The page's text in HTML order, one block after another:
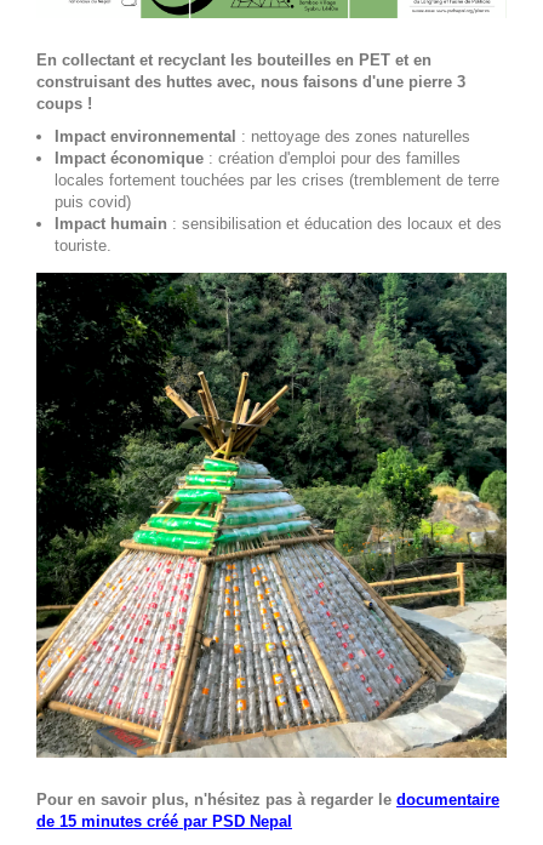
En collectant et recyclant les bouteilles en PET et en
construisant des huttes avec, nous faisons d'une pierre 3
coups !
Impact environnemental : nettoyage des zones naturelles
Impact économique : création d'emploi pour des familles
locales fortement touchées par les crises (tremblement de terre
puis covid)
Impact humain : sensibilisation et éducation des locaux et des
touriste.
Pour en savoir plus, n'hésitez pas à regarder le documentaire
de 15 minutes créé par PSD Nepal